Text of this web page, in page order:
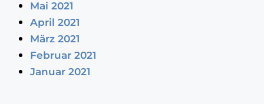
Mai 2021
April 2021
März 2021
Februar 2021
Januar 2021